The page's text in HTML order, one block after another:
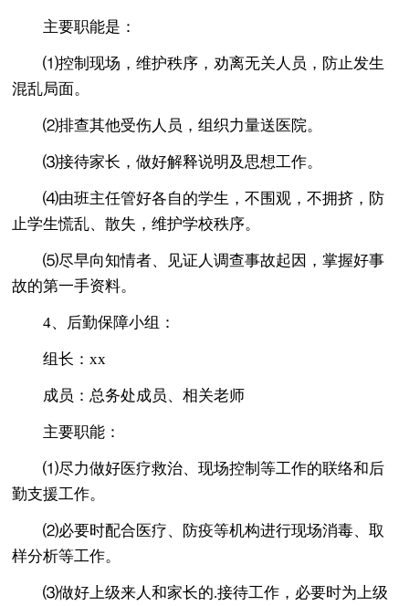
主要职能是：
⑴控制现场，维护秩序，劝离无关人员，防止发生
混乱局面。
⑵排查其他受伤人员，组织力量送医院。
⑶接待家长，做好解释说明及思想工作。
⑷由班主任管好各自的学生，不围观，不拥挤，防
止学生慌乱、散失，维护学校秩序。
⑸尽早向知情者、见证人调查事故起因，掌握好事
故的第一手资料。
4、后勤保障小组：
组长：xx
成员：总务处成员、相关老师
主要职能：
⑴尽力做好医疗救治、现场控制等工作的联络和后
勤支援工作。
⑵必要时配合医疗、防疫等机构进行现场消毒、取
样分析等工作。
⑶做好上级来人和家长的.接待工作，必要时为上级